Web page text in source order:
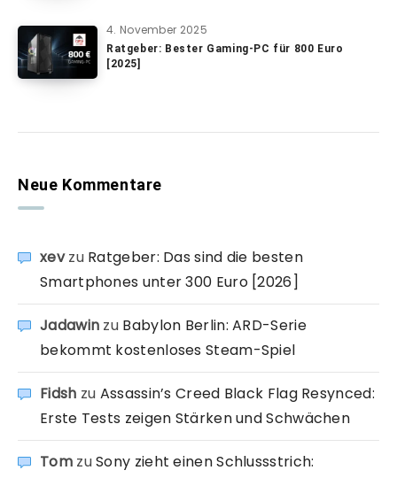
4. November 2025
Ratgeber: Bester Gaming-PC für 800 Euro
[2025]
Neue Kommentare
xevzu Ratgeber: Das sind die besten
Smartphones unter 300 Euro [2026]
Jadawin zu Babylon Berlin: ARD-Serie
bekommt kostenloses Steam-Spiel
Fidsh zu Assassin’s Creed Black Flag Resynced:
Erste Tests zeigen Stärken und Schwächen
TomzuSony zieht einen Schlussstrich: